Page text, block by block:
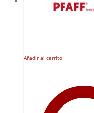
Añadir al carrito